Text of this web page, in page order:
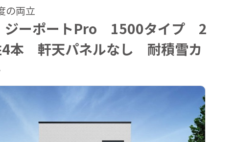
の両立
ーポートPro 1500タイプ 2
本 軒天パネルなし 耐積雪カ